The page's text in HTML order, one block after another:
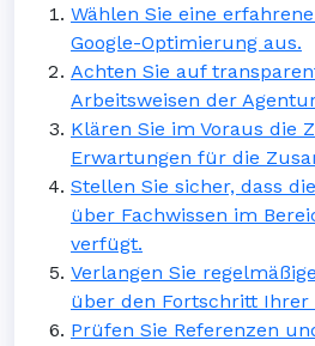
Wählen Sie eine
Google-Optimierung aus.
Achten Sie auf
Arbeitsweisen der
Klären Sie im Voraus die
Erwartungen für die
Stellen Sie sicher, dass
über Fachwissen im
verfügt.
Verlangen Sie
über den Fortschritt Ihrer
Prüfen Sie Referenzen